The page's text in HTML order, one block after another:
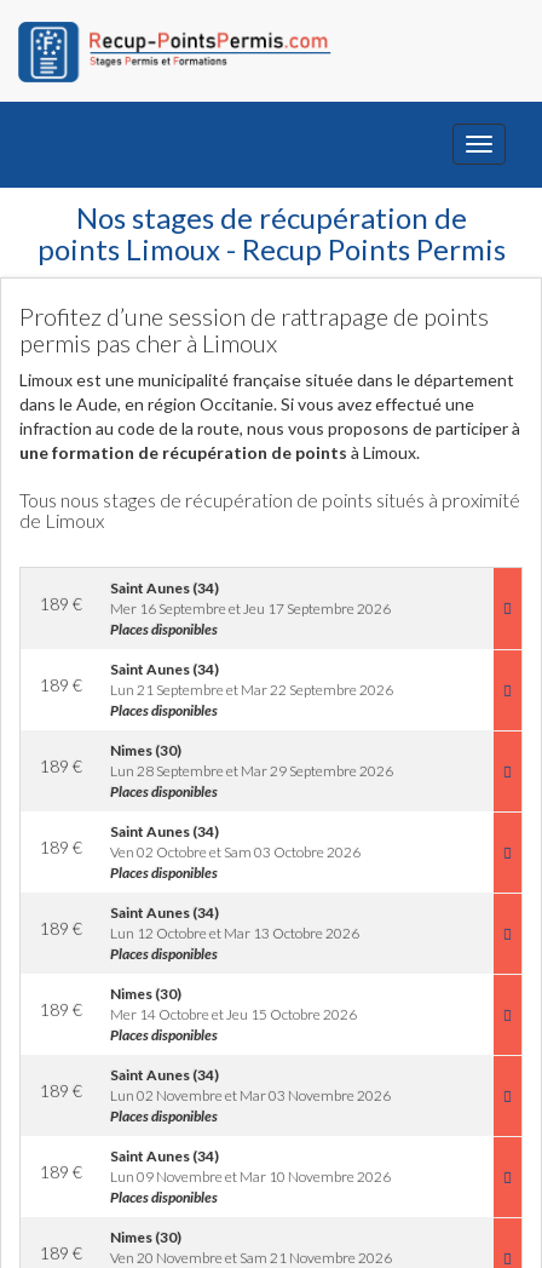
Toggle
Nos stages de récupération de
points Limoux - Recup Points Permis
Profitez d’une session de rattrapage de points
permis pas cher à Limoux
Limoux est une municipalité française située dans le département
dans le Aude, en région Occitanie. Si vous avez effectué une
infraction au code de la route, nous vous proposons de participer à
une formation de récupération de points à Limoux.
Tous nous stages de récupération de points situés à proximité
de Limoux
189 €
Saint Aunes (34)
Mer 16 Septembre et Jeu 17 Septembre 2026
Places disponibles
189 €
Saint Aunes (34)
Lun 21 Septembre et Mar 22 Septembre 2026
Places disponibles
189 €
Nimes (30)
Lun 28 Septembre et Mar 29 Septembre 2026
Places disponibles
189 €
Saint Aunes (34)
Ven 02 Octobre et Sam 03 Octobre 2026
Places disponibles
189 €
Saint Aunes (34)
Lun 12 Octobre et Mar 13 Octobre 2026
Places disponibles
189 €
Nimes (30)
Mer 14 Octobre et Jeu 15 Octobre 2026
Places disponibles
189 €
Saint Aunes (34)
Lun 02 Novembre et Mar 03 Novembre 2026
Places disponibles
189 €
Saint Aunes (34)
Lun 09 Novembre et Mar 10 Novembre 2026
Places disponibles
189 €
Nimes (30)
Ven 20 Novembre et Sam 21 Novembre 2026